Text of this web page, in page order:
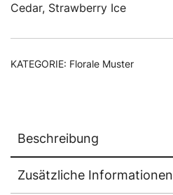
Cedar, Strawberry Ice
KATEGORIE: Florale Muster
Beschreibung
Zusätzliche Informationen